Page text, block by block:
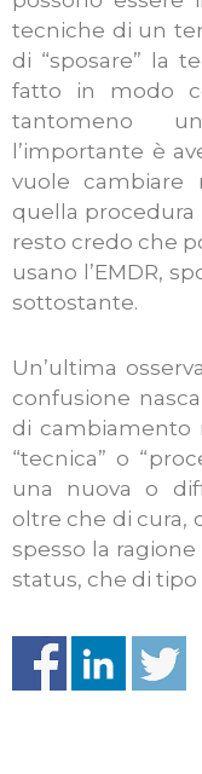
tecniche di un
di “sposare” la
fatto in modo
tantomeno
l’importante è
vuole
quella procedura
resto credo che
usano l’EMDR,
sottostante.
Un’ultima
confusione
di cambiamento
“tecnica” o
una nuova o
oltre che di cura,
spesso la
status, che di tipo